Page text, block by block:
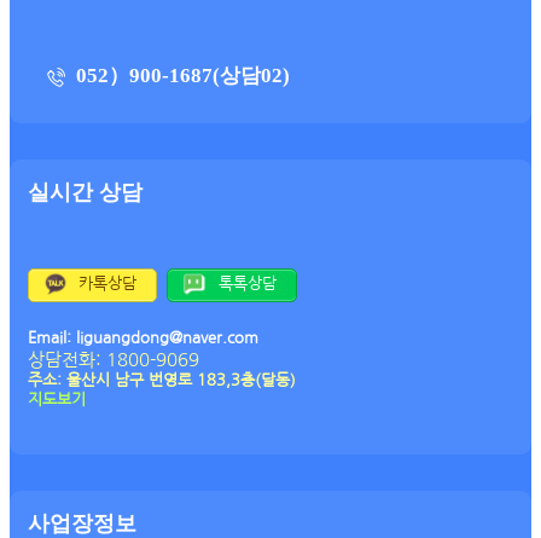
052）900-1687(상담02)
실시간 상담
카톡상담 톡톡상담
Email: liguangdong@naver.com
상담전화: 1800-9069
주소: 울산시 남구 번영로 183,3층(달동)
지도보기
사업장정보